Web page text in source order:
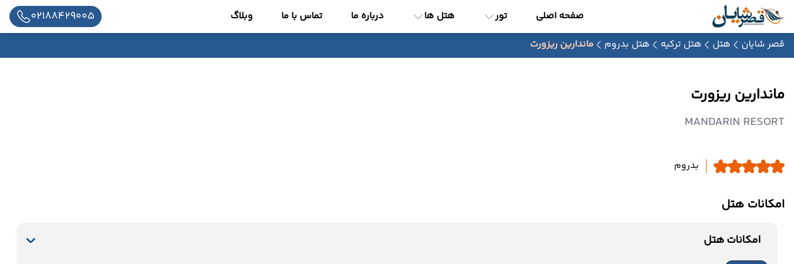
صفحه اصلی تور هتل ها درباره ما تماس با ما وبلاگ 02188429005
قصر شایان هتل هتل ترکیه هتل بدروم ماندارین ریزورت
ماندارین ریزورت
MANDARIN RESORT
بدروم
امکانات هتل
امکانات هتل